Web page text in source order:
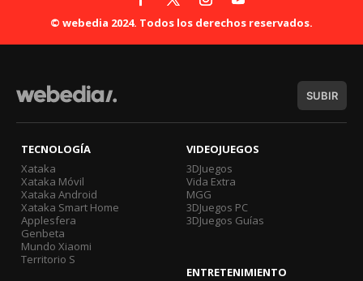
© webedia 2024. Todos los derechos reservados.
SUBIR
TECNOLOGÍA
Xataka
Xataka Móvil
Xataka Android
Xataka Smart Home
Applesfera
Genbeta
Mundo Xiaomi
Territorio S
VIDEOJUEGOS
3DJuegos
Vida Extra
MGG
3DJuegos PC
3DJuegos Guías
ENTRETENIMIENTO